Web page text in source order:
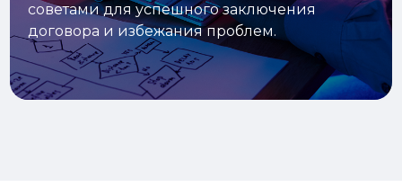
советами для успешного заключения
договора и избежания проблем.